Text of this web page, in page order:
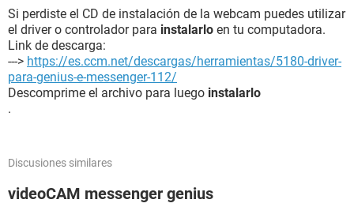
Si perdiste el CD de instalación de la webcam puedes utilizar
el driver o controlador para instalarlo en tu computadora.
Link de descarga:
---> https://es.ccm.net/descargas/herramientas/5180-driver-
para-genius-e-messenger-112/
Descomprime el archivo para luego instalarlo
.
Discusiones similares
videoCAM messenger genius